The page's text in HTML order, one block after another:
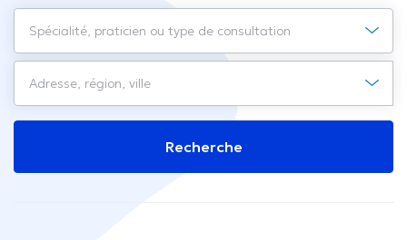
Recherche